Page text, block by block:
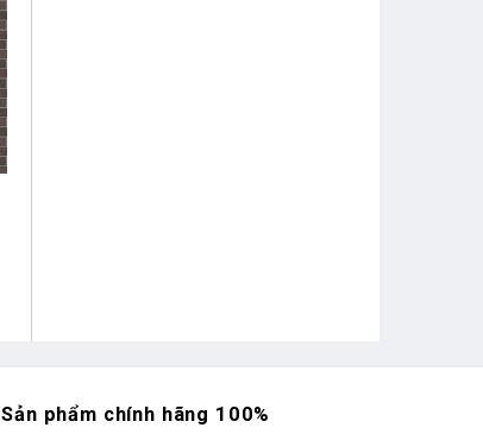
Sản phẩm chính hãng 100%